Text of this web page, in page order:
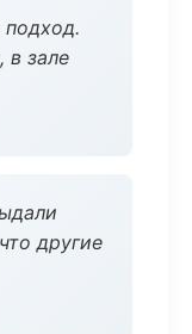
в зале
другие